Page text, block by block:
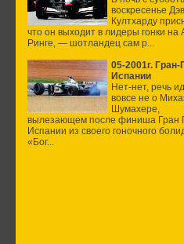
воскресенье
Култхарду
что он выходит в лидеры гонки на
Ринге, — шотландец сам р...
05-2001г. Гран-
Испании
Нет-нет, речь
вовсе не о
Шумахере,
вылезающем после финиша Гран
Испании из своего гоночного
«Бог...